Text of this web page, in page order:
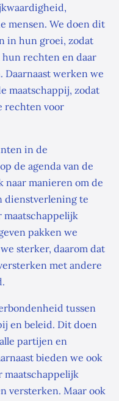
mensen. We doen dit
in hun groei, zodat
rechten en daar
Daarnaast werken we
maatschappij, zodat
rechten voor
in de
de agenda van de
naar manieren om de
dienstverlening te
maatschappelijk
pakken we
sterker, daarom dat
met andere
tussen
en beleid. Dit doen
partijen en
bieden we ook
maatschappelijk
versterken. Maar ook